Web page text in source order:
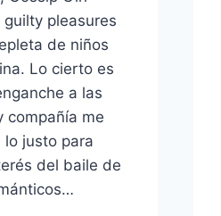
pleasures
de niños
Lo cierto es
a las
compañía me
justo para
del baile de